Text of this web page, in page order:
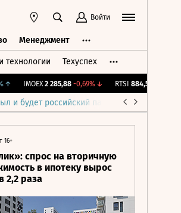
Войти
Менеджмент
технологии Техуспех
IMOEX 2 285,88 -0,69%↓ RTSI 884,56 -1,27%
и будет российский парламент
16+
спрос на вторичную
в ипотеку вырос
2,2 раза